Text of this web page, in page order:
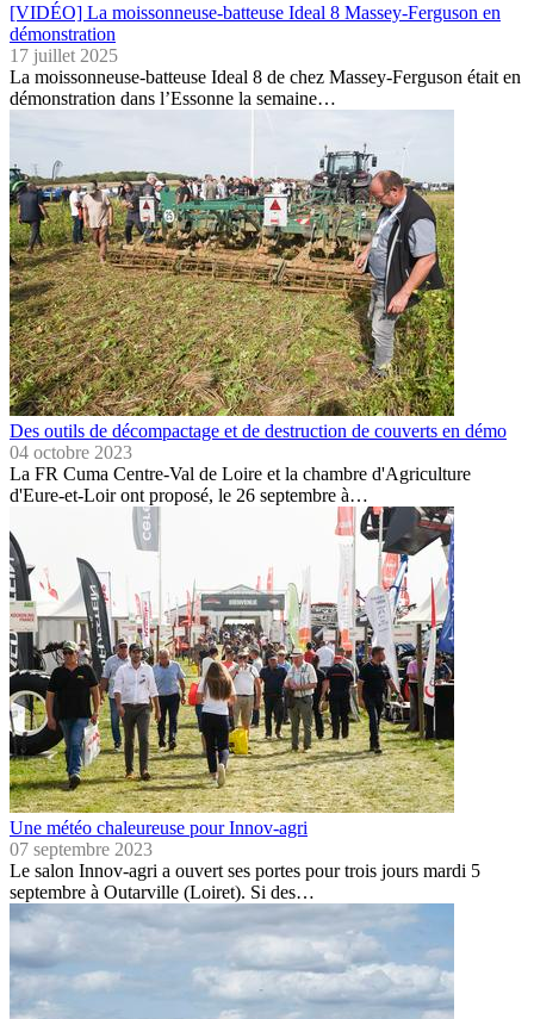
[VIDÉO] La moissonneuse-batteuse Ideal 8 Massey-Ferguson en
démonstration
17 juillet 2025
La moissonneuse-batteuse Ideal 8 de chez Massey-Ferguson était en
démonstration dans l’Essonne la semaine…
Des outils de décompactage et de destruction de couverts en démo
04 octobre 2023
La FR Cuma Centre-Val de Loire et la chambre d'Agriculture
d'Eure-et-Loir ont proposé, le 26 septembre à…
Une météo chaleureuse pour Innov-agri
07 septembre 2023
Le salon Innov-agri a ouvert ses portes pour trois jours mardi 5
septembre à Outarville (Loiret). Si des…